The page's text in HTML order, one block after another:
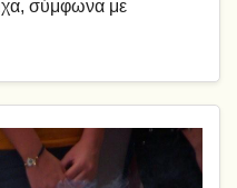
σύμφωνα με